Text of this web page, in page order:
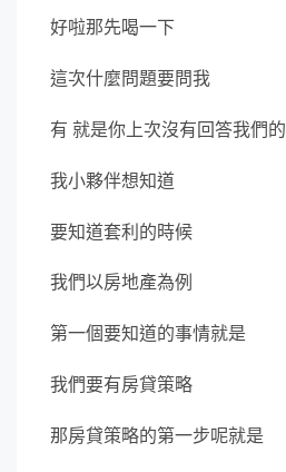
好啦那先喝一下
這次什麼問題要問我
有 就是你上次沒有回答我們的
我小夥伴想知道
要知道套利的時候
我們以房地產為例
第一個要知道的事情就是
我們要有房貸策略
那房貸策略的第一步呢就是